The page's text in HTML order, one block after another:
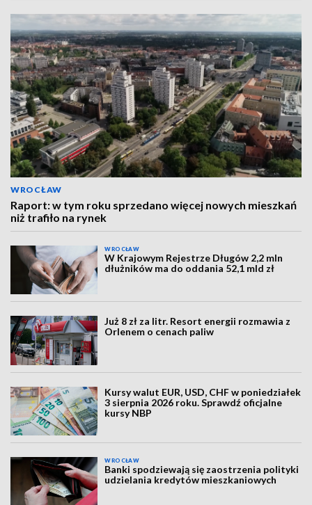
WROCŁAW
Raport: w tym roku sprzedano więcej nowych mieszkań
niż trafiło na rynek
WROCŁAW
W Krajowym Rejestrze Długów 2,2 mln
dłużników ma do oddania 52,1 mld zł
Już 8 zł za litr. Resort energii rozmawia z
Orlenem o cenach paliw
Kursy walut EUR, USD, CHF w poniedziałek
3 sierpnia 2026 roku. Sprawdź oficjalne
kursy NBP
WROCŁAW
Banki spodziewają się zaostrzenia polityki
udzielania kredytów mieszkaniowych